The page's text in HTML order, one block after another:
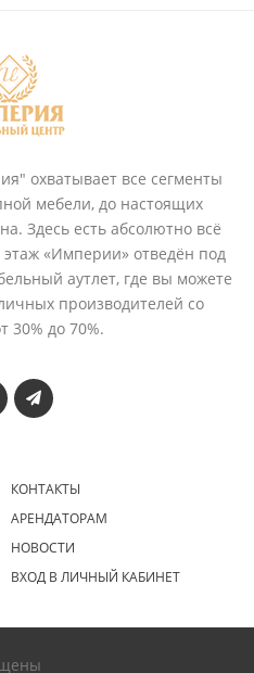
охватывает все сегменты
мебели, до настоящих
Здесь есть абсолютно всё
«Империи» отведён под
аутлет, где вы можете
производителей со
30% до 70%.
КОНТАКТЫ
АРЕНДАТОРАМ
НОВОСТИ
ВХОД В ЛИЧНЫЙ КАБИНЕТ